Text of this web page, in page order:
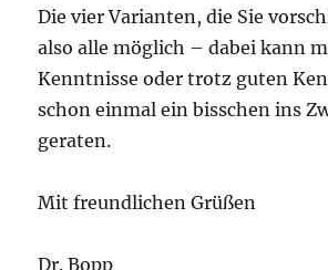
Die vier Varianten, die Sie
also alle möglich – dabei kann
Kenntnisse oder trotz guten
schon einmal ein bisschen ins
geraten.
Mit freundlichen Grüßen
Dr. Bopp